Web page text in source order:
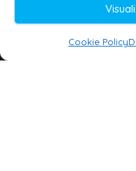
Cookie Policy
Editore e